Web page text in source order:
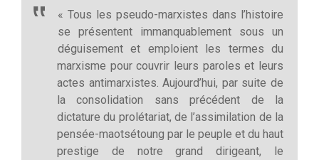
« Tous les pseudo-marxistes dans l’histoire
se présentent immanquablement sous un
déguisement et emploient les termes du
marxisme pour couvrir leurs paroles et leurs
actes antimarxistes. Aujourd’hui, par suite de
la consolidation sans précédent de la
dictature du prolétariat, de l’assimilation de la
pensée-maotsétoung par le peuple et du haut
prestige de notre grand dirigeant, le